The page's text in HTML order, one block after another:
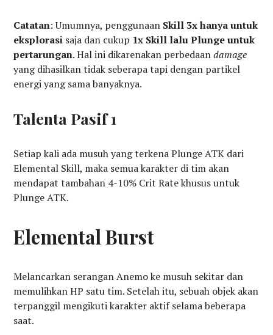
Catatan: Umumnya, penggunaan Skill 3x hanya untuk
eksplorasi saja dan cukup 1x Skill lalu Plunge untuk
pertarungan. Hal ini dikarenakan perbedaandamage
yang dihasilkan tidak seberapa tapi dengan partikel
energi yang sama banyaknya.
Talenta Pasif 1
Setiap kali ada musuh yang terkena Plunge ATK dari
Elemental Skill, maka semua karakter di tim akan
mendapat tambahan 4-10% Crit Rate khusus untuk
Plunge ATK.
Elemental Burst
Melancarkan serangan Anemo ke musuh sekitar dan
memulihkan HP satu tim. Setelah itu, sebuah objek akan
terpanggil mengikuti karakter aktif selama beberapa
saat.